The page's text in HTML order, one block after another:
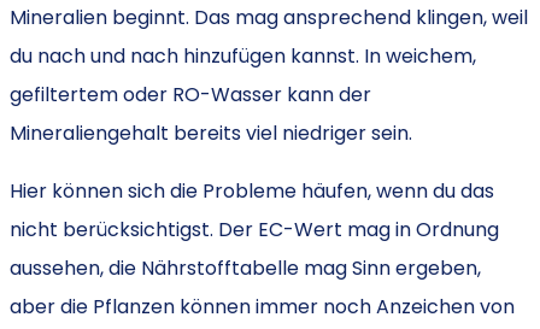
Mineralien beginnt. Das mag ansprechend klingen, weil
du nach und nach hinzufügen kannst. In weichem,
gefiltertem oder RO-Wasser kann der
Mineraliengehalt bereits viel niedriger sein.
Hier können sich die Probleme häufen, wenn du das
nicht berücksichtigst. Der EC-Wert mag in Ordnung
aussehen, die Nährstofftabelle mag Sinn ergeben,
aber die Pflanzen können immer noch Anzeichen von